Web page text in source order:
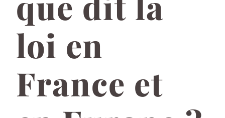
loi en
France et